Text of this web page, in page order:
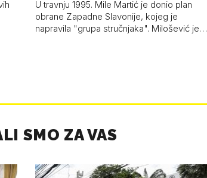
U travnju 1995. Mile Martić je donio plan
obrane Zapadne Slavonije, kojeg je
napravila "grupa stručnjaka". Milošević je…